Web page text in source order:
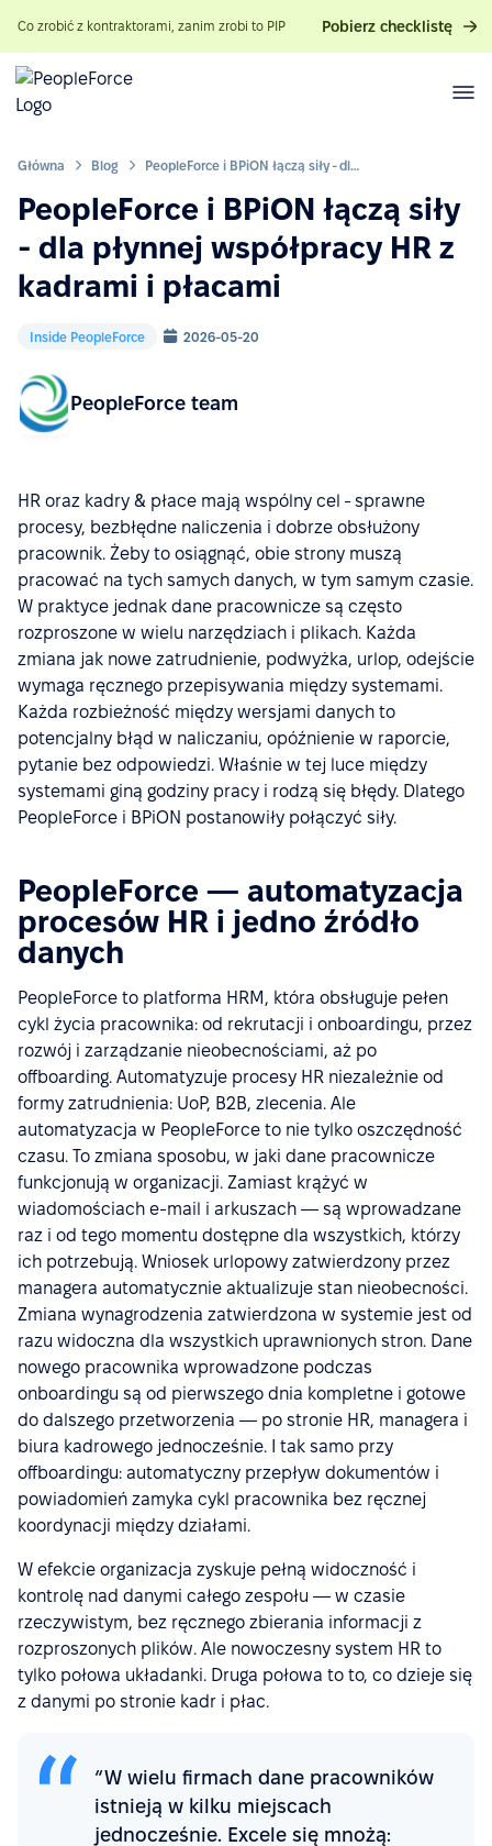
Co zrobić z kontraktorami, zanim zrobi to PIP Pobierz checklistę
Główna Blog PeopleForce i BPiON łączą siły - dla płynnej współpracy HR z kadrami i płacami
PeopleForce i BPiON łączą siły
- dla płynnej współpracy HR z
kadrami i płacami
Inside PeopleForce 2026-05-20
PeopleForce team
HR oraz kadry & płace mają wspólny cel - sprawne
procesy, bezbłędne naliczenia i dobrze obsłużony
pracownik. Żeby to osiągnąć, obie strony muszą
pracować na tych samych danych, w tym samym czasie.
W praktyce jednak dane pracownicze są często
rozproszone w wielu narzędziach i plikach. Każda
zmiana jak nowe zatrudnienie, podwyżka, urlop, odejście
wymaga ręcznego przepisywania między systemami.
Każda rozbieżność między wersjami danych to
potencjalny błąd w naliczaniu, opóźnienie w raporcie,
pytanie bez odpowiedzi. Właśnie w tej luce między
systemami giną godziny pracy i rodzą się błędy. Dlatego
PeopleForce i BPiON postanowiły połączyć siły.
PeopleForce — automatyzacja
procesów HR i jedno źródło
danych
PeopleForce to platforma HRM, która obsługuje pełen
cykl życia pracownika: od rekrutacji i onboardingu, przez
rozwój i zarządzanie nieobecnościami, aż po
offboarding. Automatyzuje procesy HR niezależnie od
formy zatrudnienia: UoP, B2B, zlecenia. Ale
automatyzacja w PeopleForce to nie tylko oszczędność
czasu. To zmiana sposobu, w jaki dane pracownicze
funkcjonują w organizacji. Zamiast krążyć w
wiadomościach e-mail i arkuszach — są wprowadzane
raz i od tego momentu dostępne dla wszystkich, którzy
ich potrzebują. Wniosek urlopowy zatwierdzony przez
managera automatycznie aktualizuje stan nieobecności.
Zmiana wynagrodzenia zatwierdzona w systemie jest od
razu widoczna dla wszystkich uprawnionych stron. Dane
nowego pracownika wprowadzone podczas
onboardingu są od pierwszego dnia kompletne i gotowe
do dalszego przetworzenia — po stronie HR, managera i
biura kadrowego jednocześnie. I tak samo przy
offboardingu: automatyczny przepływ dokumentów i
powiadomień zamyka cykl pracownika bez ręcznej
koordynacji między działami.
W efekcie organizacja zyskuje pełną widoczność i
kontrolę nad danymi całego zespołu — w czasie
rzeczywistym, bez ręcznego zbierania informacji z
rozproszonych plików. Ale nowoczesny system HR to
tylko połowa układanki. Druga połowa to to, co dzieje się
z danymi po stronie kadr i płac.
“W wielu firmach dane pracowników
istnieją w kilku miejscach
jednocześnie. Excele się mnożą: